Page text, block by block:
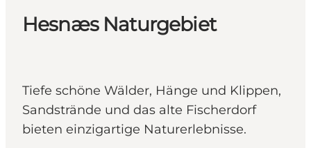
Hesnæs Naturgebiet
Tiefe schöne Wälder, Hänge und Klippen,
Sandstrände und das alte Fischerdorf
bieten einzigartige Naturerlebnisse.